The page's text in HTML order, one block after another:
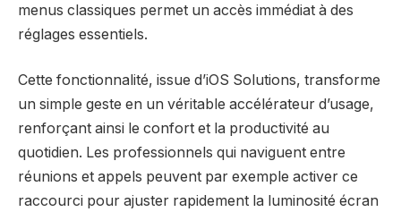
menus classiques permet un accès immédiat à des
réglages essentiels.
Cette fonctionnalité, issue d’iOS Solutions, transforme
un simple geste en un véritable accélérateur d’usage,
renforçant ainsi le confort et la productivité au
quotidien. Les professionnels qui naviguent entre
réunions et appels peuvent par exemple activer ce
raccourci pour ajuster rapidement la luminosité écran